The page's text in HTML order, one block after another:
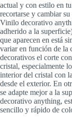
actual y con estilo en
recortarse y cambiar
Vinilo decorativo
adherido a la
que aparecen en está
variar en función de la
decorativos el corte
cristal, especialmente
interior del cristal con
desde el exterior. En
se adapte mejor a la
decorativo anything,
sencillo y rápido de